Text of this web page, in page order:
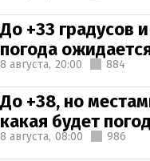
До +33 градусов
погода
8 августа, 20:00 884
До +38, но
какая будет
8 августа, 08:00 986